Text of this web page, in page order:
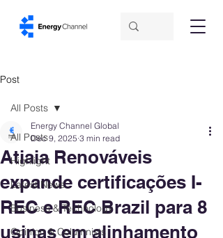
Post
All Posts
Highlight
Latest News
Business & Technology
Opinion & Columnists
All Posts
Atiaia Renováveis
expande certificações I-
REC e REC Brazil para 8
usinas em alinhamento
Energy Channel Global
Dec 9, 2025 3 min read